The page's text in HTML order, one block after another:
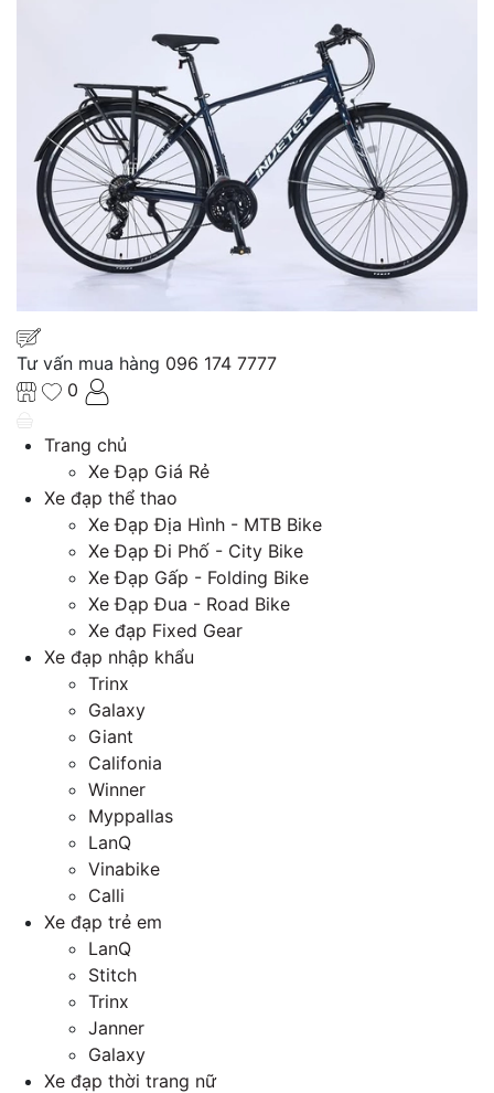
Tư vấn mua hàng 096 174 7777
0
Trang chủ
Xe Đạp Giá Rẻ
Xe đạp thể thao
Xe Đạp Địa Hình - MTB Bike
Xe Đạp Đi Phố - City Bike
Xe Đạp Gấp - Folding Bike
Xe Đạp Đua - Road Bike
Xe đạp Fixed Gear
Xe đạp nhập khẩu
Trinx
Galaxy
Giant
Califonia
Winner
Myppallas
LanQ
Vinabike
Calli
Xe đạp trẻ em
LanQ
Stitch
Trinx
Janner
Galaxy
Xe đạp thời trang nữ